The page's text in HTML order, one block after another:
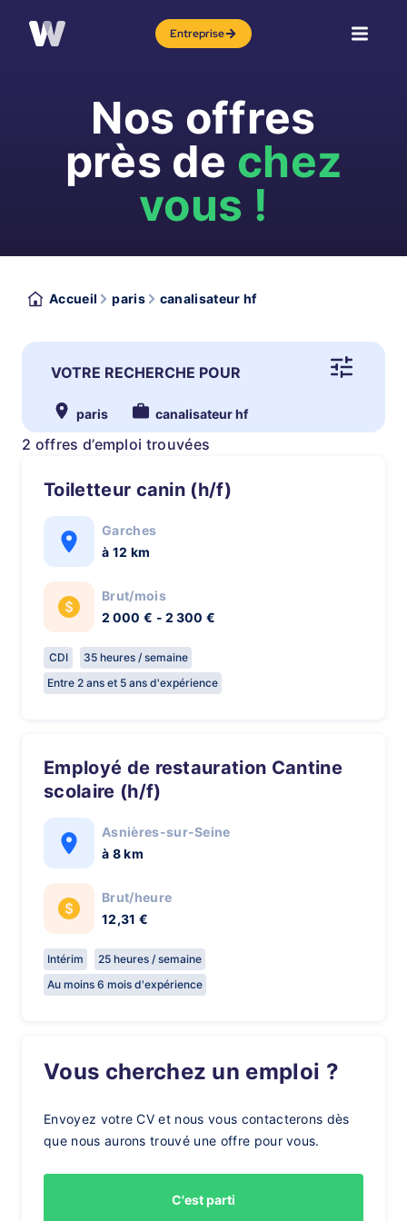
Entreprise
Nos offres
près de chez
vous !
Accueil paris canalisateur hf
VOTRE RECHERCHE POUR
paris canalisateur hf
2 offres d’emploi trouvées
Toiletteur canin (h/f)
Garches
à 12 km
Brut/mois
2 000 € - 2 300 €
CDI
35 heures / semaine
Entre 2 ans et 5 ans d'expérience
Employé de restauration Cantine
scolaire (h/f)
Asnières-sur-Seine
à 8 km
Brut/heure
12,31 €
Intérim
25 heures / semaine
Au moins 6 mois d'expérience
Vous cherchez un emploi ?
Envoyez votre CV et nous vous contacterons dès
que nous aurons trouvé une offre pour vous.
C'est parti